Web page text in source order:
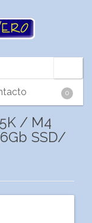
0
/ M4
SSD/